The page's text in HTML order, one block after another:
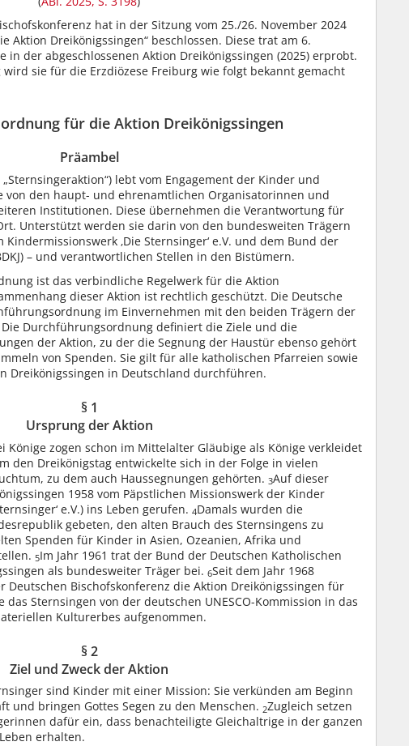
hat in der Sitzung vom 25./26. November 2024
Aktion Dreikönigssingen“ beschlossen. Diese trat am 6.
in der abgeschlossenen Aktion Dreikönigssingen (2025) erprobt.
sie für die Erzdiözese Freiburg wie folgt bekannt gemacht
für die Aktion Dreikönigssingen
Präambel
lebt vom Engagement der Kinder und
von den haupt- und ehrenamtlichen Organisatorinnen und
Institutionen. Diese übernehmen die Verantwortung für
Unterstützt werden sie darin von den bundesweiten Trägern
‚Die Sternsinger‘ e.V. und dem Bund der
– und verantwortlichen Stellen in den Bistümern.
ist das verbindliche Regelwerk für die Aktion
dieser Aktion ist rechtlich geschützt. Die Deutsche
im Einvernehmen mit den beiden Trägern der
Durchführungsordnung definiert die Ziele und die
der Aktion, zu der die Segnung der Haustür ebenso gehört
von Spenden. Sie gilt für alle katholischen Pfarreien sowie
Dreikönigssingen in Deutschland durchführen.
§ 1
Ursprung der Aktion
Könige zogen schon im Mittelalter Gläubige als Könige verkleidet
den Dreikönigstag entwickelte sich in der Folge in vielen
zu dem auch Haussegnungen gehörten. 3Auf dieser
1958 vom Päpstlichen Missionswerk der Kinder
e.V.) ins Leben gerufen. 4Damals wurden die
gebeten, den alten Brauch des Sternsingens zu
Spenden für Kinder in Asien, Ozeanien, Afrika und
5Im Jahr 1961 trat der Bund der Deutschen Katholischen
als bundesweiter Träger bei. 6Seit dem Jahr 1968
Deutschen Bischofskonferenz die Aktion Dreikönigssingen für
das Sternsingen von der deutschen UNESCO-Kommission in das
Kulturerbes aufgenommen.
§ 2
Ziel und Zweck der Aktion
sind Kinder mit einer Mission: Sie verkünden am Beginn
und bringen Gottes Segen zu den Menschen. 2Zugleich setzen
dafür ein, dass benachteiligte Gleichaltrige in der ganzen
erhalten.